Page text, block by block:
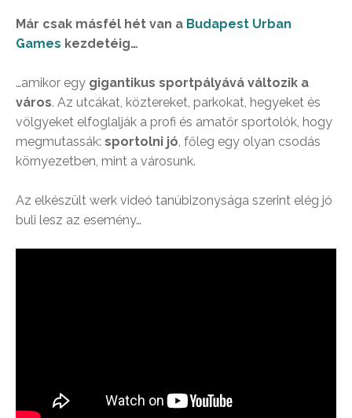
Már csak másfél hét van a Budapest Urban
Games kezdetéig…
…amikor egy gigantikus sportpályává változik a
város. Az utcákat, köztereket, parkokat, hegyeket és
völgyeket elfoglalják a profi és amatőr sportolók, hogy
megmutassák: sportolni jó, főleg egy olyan csodás
környezetben, mint a városunk.
Az elkészült werk videó tanúbizonysága szerint elég jó
buli lesz az esemény…